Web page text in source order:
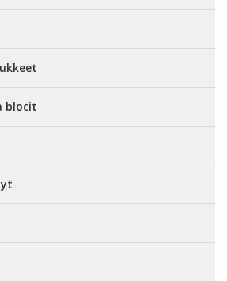
blocit